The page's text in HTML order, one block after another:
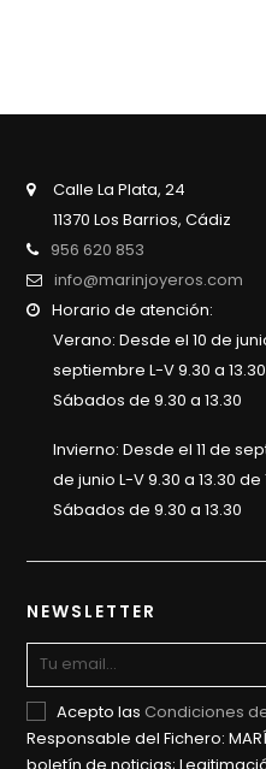
Calle La Plata, 24
11370 Los Barrios, Cádiz
956 620 853
info@marinjoyeros.com
Horario de atención:
Verano: Desde el 10 de
septiembre L-V 9.30 a 13.30
Sábados de 9.30 a 13.30
Invierno: Desde el 11 de
de junio L-V 9.30 a 13.30 de
Sábados de 9.30 a 13.30
NEWSLETTER
Acepto las Condiciones
Responsable del Fichero: